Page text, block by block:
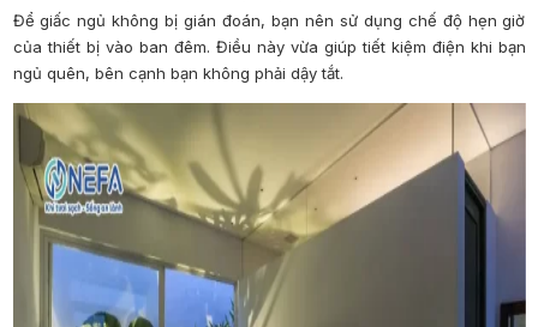
Để giấc ngủ không bị gián đoán, bạn nên sử dụng chế độ hẹn giờ
của thiết bị vào ban đêm. Điều này vừa giúp tiết kiệm điện khi bạn
ngủ quên, bên cạnh bạn không phải dậy tắt.